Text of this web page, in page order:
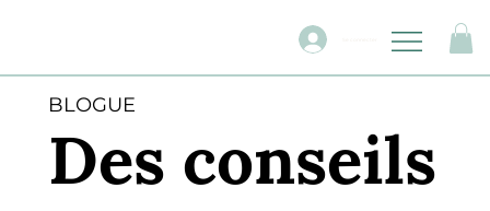
BLOGUE
Des conseils